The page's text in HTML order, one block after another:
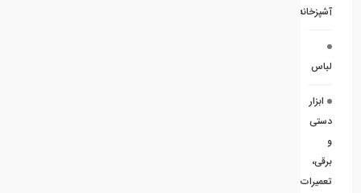
آشپزخانه
لباس
ابزار
دستی
و
برقی،
تعمیرات